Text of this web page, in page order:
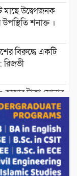
মাছে উদ্বেগজনক
উপস্থিতি শনাক্ত ।
বিরুদ্ধে একটি
রিজভী
হাজার টাকা সোনার
উদ্দিন আহমদের
পোর্টাল ও আইপি
হোসেনের